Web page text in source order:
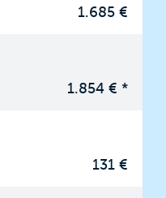
1.685 €
1.854 € *
131 €